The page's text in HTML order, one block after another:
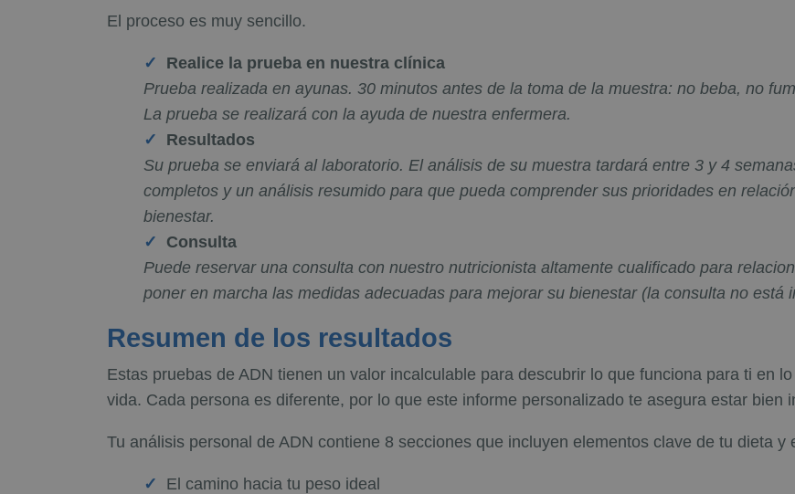
El proceso es muy sencillo.
Realice la prueba en nuestra clínica
Prueba realizada en ayunas. 30 minutos antes de la toma de la muestra: no beba, no
La prueba se realizará con la ayuda de nuestra enfermera.
Resultados
Su prueba se enviará al laboratorio. El análisis de su muestra tardará entre 3 y 4
completos y un análisis resumido para que pueda comprender sus prioridades en
bienestar.
Consulta
Puede reservar una consulta con nuestro nutricionista altamente cualificado para
poner en marcha las medidas adecuadas para mejorar su bienestar (la consulta no está
Resumen de los resultados
Estas pruebas de ADN tienen un valor incalculable para descubrir lo que funciona para ti en
vida. Cada persona es diferente, por lo que este informe personalizado te asegura estar bien
Tu análisis personal de ADN contiene 8 secciones que incluyen elementos clave de tu dieta
El camino hacia tu peso ideal